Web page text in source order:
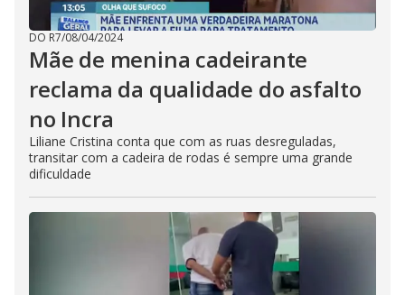
DO R7/08/04/2024
Mãe de menina cadeirante
reclama da qualidade do asfalto
no Incra
Liliane Cristina conta que com as ruas desreguladas,
transitar com a cadeira de rodas é sempre uma grande
dificuldade